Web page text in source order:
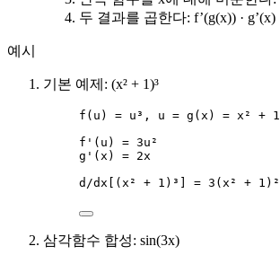
두 결과를 곱한다: f’(g(x)) · g’(x)
예시
기본 예제: (x² + 1)³
f(u) = u³, u = g(x) = x² + 1
f'(u) = 3u²
g'(x) = 2x
d/dx[(x² + 1)³] = 3(x² +
삼각함수 합성: sin(3x)